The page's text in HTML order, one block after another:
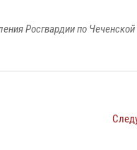
Росгвардии по